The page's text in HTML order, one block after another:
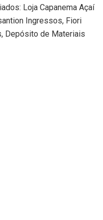
Loja Capanema Açaí
Ingressos, Fiori
Depósito de Materiais